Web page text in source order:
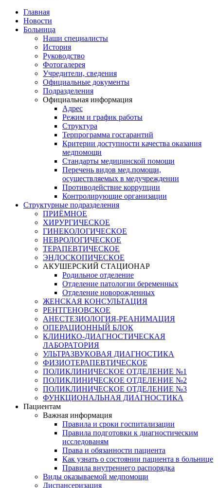
Главная
Новости
Больница
Наши специалисты
История
Руководство
Фотогалерея
Учредители, сведения
Официальные документы
Подразделения
Официальная информация
Адрес
Режим и график работы
Структура
Терпрограмма госгарантий
Критерии доступности качества оказания
медпомощи
​Стандарты медицинской помощи
Перечень видов мед.помощи,
осуществляемых в медучреждении
Противодействие коррупции
Контролирующие организации
Структурные подразделения
ПРИЁМНОЕ
ХИРУРГИЧЕСКОЕ
ГИНЕКОЛОГИЧЕСКОЕ
НЕВРОЛОГИЧЕСКОЕ
ТЕРАПЕВТИЧЕСКОЕ
ЭНДОСКОПИЧЕСКОЕ
АКУШЕРСКИЙ СТАЦИОНАР
Родильное отделение
Отделение патологии беременных
Отделение новорожденных
ЖЕНСКАЯ КОНСУЛЬТАЦИЯ
РЕНТГЕНОВСКОЕ
АНЕСТЕЗИОЛОГИЯ-РЕАНИМАЦИЯ
ОПЕРАЦИОННЫЙ БЛОК
КЛИНИКО-ДИАГНОСТИЧЕСКАЯ
ЛАБОРАТОРИЯ
УЛЬТРАЗВУКОВАЯ ДИАГНОСТИКА
ФИЗИОТЕРАПЕВТИЧЕСКОЕ
ПОЛИКЛИНИЧЕСКОЕ ОТДЕЛЕНИЕ №1
ПОЛИКЛИНИЧЕСКОЕ ОТДЕЛЕНИЕ №2
ПОЛИКЛИНИЧЕСКОЕ ОТДЕЛЕНИЕ №3
ФУНКЦИОНАЛЬНАЯ ДИАГНОСТИКА
Пациентам
Важная информация
Правила и сроки госпитализации
Правила подготовки к диагностическим
исследованям
Права и обязанности пациента
Как узнать о состоянии пациента в больнице
Правила внутреннего распорядка
Виды оказываемой медпомощи
Диспансеризация